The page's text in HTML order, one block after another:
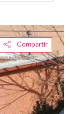
en la
Compartir